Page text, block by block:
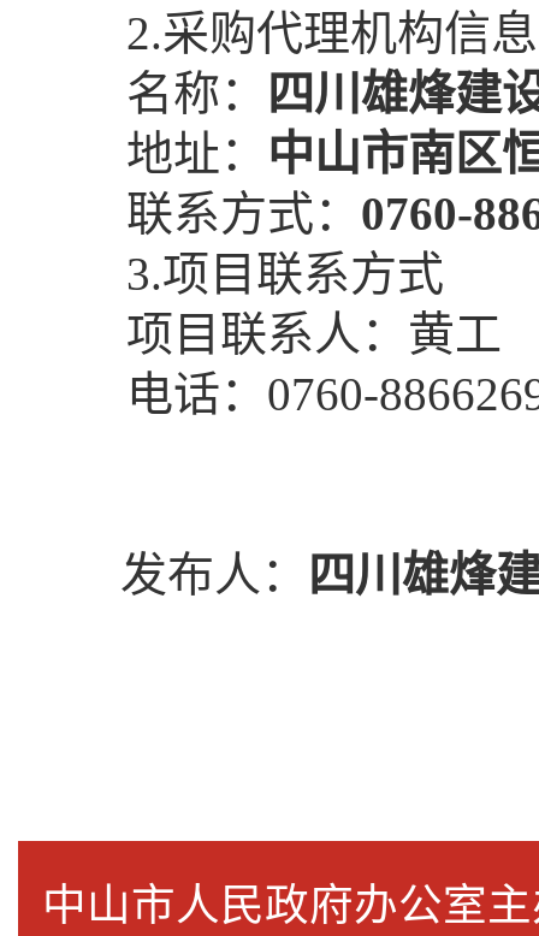
2.采购代理机构信息
名称：
四川雄烽建
地址： 中山市南区
联系方式： 0760-
3.项目联系方式
项目联系人：黄工
电话：0760-
发布人： 四川雄烽
中山市人民政府办公